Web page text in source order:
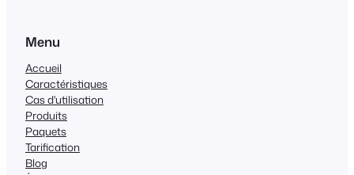
Menu
Accueil
Caractéristiques
Cas d'utilisation
Produits
Paquets
Tarification
Blog